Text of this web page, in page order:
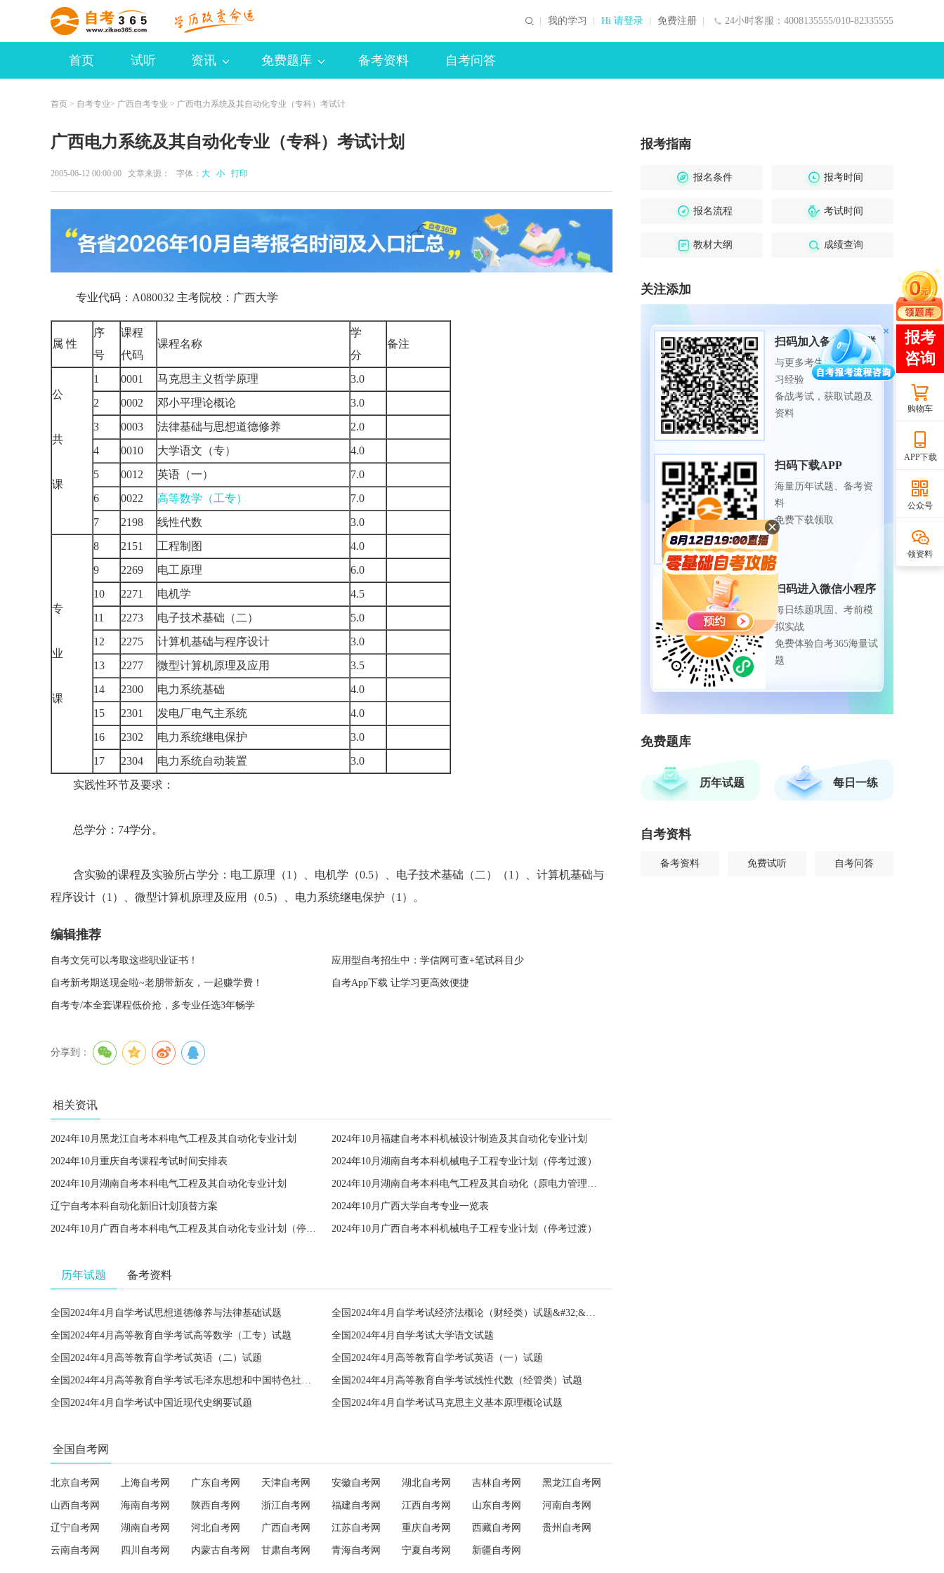
24小时客服：4008135555/010-82335555
我的学习 Hi 请登录 免费注册
首页 试听 资讯 免费题库 备考资料 自考问答
首页 > 自考专业> 广西自考专业 > 广西电力系统及其自动化专业（专科）考试计
广西电力系统及其自动化专业（专科）考试计划
2005-06-12 00:00:00 文章来源： 字体： 大 小 打印
专业代码：A080032 主考院校：广西大学
属 性
序
号
课程
代码
课程名称
学
分
备注
公
共
课
1 0001 马克思主义哲学原理
3.0
2
0002 邓小平理论概论
3.0
3
0003 法律基础与思想道德修养
2.0
4
0010 大学语文（专）
4.0
5
0012 英语（一）
7.0
6
0022 高等数学（工专）
7.0
7
2198 线性代数 3.0
专
业
课
8 2151 工程制图
4.0
9
2269 电工原理
6.0
10
2271 电机学
4.5
11
2273 电子技术基础（二）
5.0
12
2275 计算机基础与程序设计
3.0
13
2277 微型计算机原理及应用
3.5
14
2300 电力系统基础
4.0
15
2301 发电厂电气主系统
4.0
16
2302 电力系统继电保护
3.0
17
2304 电力系统自动装置
3.0
实践性环节及要求：
总学分：74学分。
含实验的课程及实验所占学分：电工原理（1）、电机学（0.5）、电子技术基础（二）（1）、计算机基础与
程序设计（1）、微型计算机原理及应用（0.5）、电力系统继电保护（1）。
编辑推荐
自考文凭可以考取这些职业证书！ 应用型自考招生中：学信网可查+笔试科目少
自考新考期送现金啦~老朋带新友，一起赚学费！ 自考App下载 让学习更高效便捷
自考专/本全套课程低价抢，多专业任选3年畅学
分享到：
相关资讯
2024年10月黑龙江自考本科电气工程及其自动化专业计划 2024年10月福建自考本科机械设计制造及其自动化专业计划
2024年10月重庆自考课程考试时间安排表 2024年10月湖南自考本科机械电子工程专业计划（停考过渡）
2024年10月湖南自考本科电气工程及其自动化专业计划 2024年10月湖南自考本科电气工程及其自动化（原电力管理工程）专业计划
辽宁自考本科自动化新旧计划顶替方案 2024年10月广西大学自考专业一览表
2024年10月广西自考本科电气工程及其自动化专业计划（停考过渡） 2024年10月广西自考本科机械电子工程专业计划（停考过渡）
历年试题 备考资料
全国2024年4月自学考试思想道德修养与法律基础试题 全国2024年4月自学考试经济法概论（财经类）试题&#32;&#32;
全国2024年4月高等教育自学考试高等数学（工专）试题 全国2024年4月自学考试大学语文试题
全国2024年4月高等教育自学考试英语（二）试题 全国2024年4月高等教育自学考试英语（一）试题
全国2024年4月高等教育自学考试毛泽东思想和中国特色社会主义理论体系概论试题 全国2024年4月高等教育自学考试线性代数（经管类）试题
全国2024年4月自学考试中国近现代史纲要试题 全国2024年4月自学考试马克思主义基本原理概论试题
全国自考网
北京自考网 上海自考网 广东自考网 天津自考网 安徽自考网 湖北自考网 吉林自考网 黑龙江自考网
山西自考网 海南自考网 陕西自考网 浙江自考网 福建自考网 江西自考网 山东自考网 河南自考网
辽宁自考网 湖南自考网 河北自考网 广西自考网 江苏自考网 重庆自考网 西藏自考网 贵州自考网
云南自考网 四川自考网 内蒙古自考网 甘肃自考网 青海自考网 宁夏自考网 新疆自考网
报考指南
报名条件 报考时间
报名流程 考试时间
教材大纲 成绩查询
关注添加
扫码加入备考交流群
与更多考生一起交流学
习经验
备战考试，获取试题及
资料
扫码下载APP
海量历年试题、备考资
料
免费下载领取
扫码进入微信小程序
每日练题巩固、考前模
拟实战
免费体验自考365海量试
题
免费题库
历年试题 每日一练
自考资料
备考资料 免费试听 自考问答
购物车
APP下载
公众号
领资料